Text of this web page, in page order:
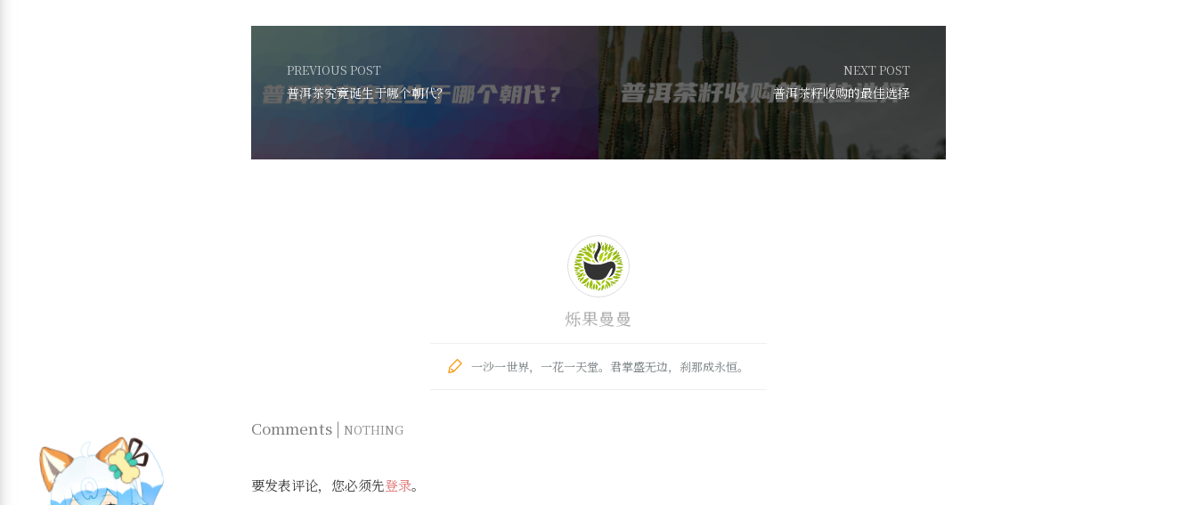
PREVIOUS POST
普洱茶究竟诞生于哪个朝代？
NEXT POST
普洱茶籽收购的最佳选择
烁果曼曼
一沙一世界，一花一天堂。君掌盛无边，刹那成永恒。
Comments | NOTHING
要发表评论，您必须先登录。